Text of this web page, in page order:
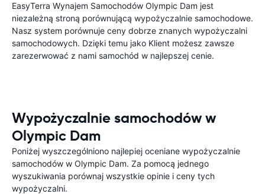
EasyTerra Wynajem Samochodów Olympic Dam jest
niezależną stroną porównującą wypożyczalnie samochodowe.
Nasz system porównuje ceny dobrze znanych wypożyczalni
samochodowych. Dzięki temu jako Klient możesz zawsze
zarezerwować z nami samochód w najlepszej cenie.
Wypożyczalnie samochodów w
Olympic Dam
Poniżej wyszczególniono najlepiej oceniane wypożyczalnie
samochodów w Olympic Dam. Za pomocą jednego
wyszukiwania porównaj wszystkie opinie i ceny tych
wypożyczalni.